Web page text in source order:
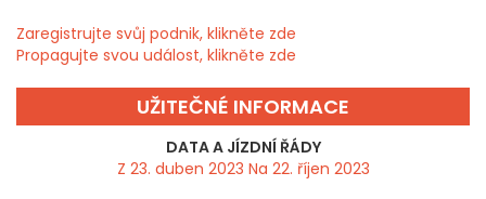
Zaregistrujte svůj podnik, klikněte zde
Propagujte svou událost, klikněte zde
UŽITEČNÉ INFORMACE
DATA A JÍZDNÍ ŘÁDY
Z 23. duben 2023 Na 22. říjen 2023